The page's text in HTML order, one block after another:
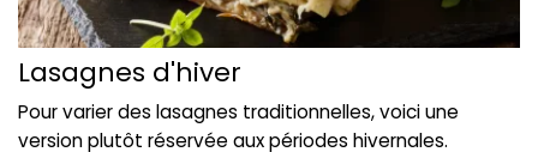
Lasagnes d'hiver
Pour varier des lasagnes traditionnelles, voici une
version plutôt réservée aux périodes hivernales.